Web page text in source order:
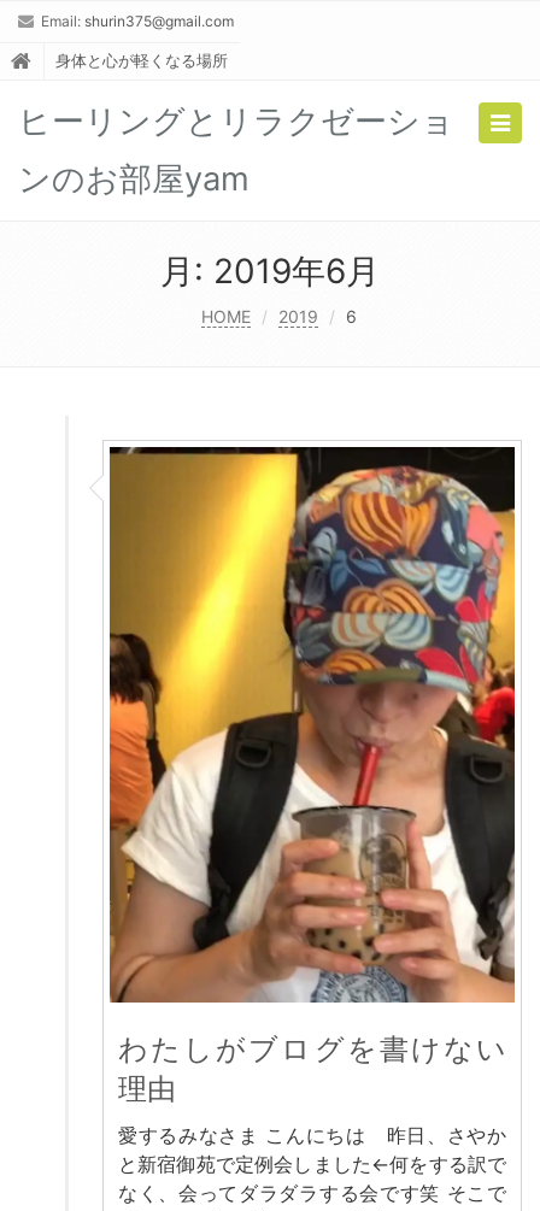
Email: shurin375@gmail.com
身体と心が軽くなる場所
ヒーリングとリラクゼーショ
ンのお部屋yam
月: 2019年6月
HOME 2019 6
わたしがブログを書けない
理由
愛するみなさま こんにちは 昨日、さやか
と新宿御苑で定例会しました←何をする訳で
なく、会ってダラダラする会です笑 そこで